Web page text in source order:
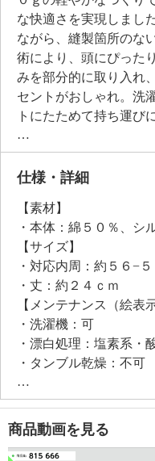
な快適さを実現しまし
ながら、縫製箇所のな
術により、頭にぴった
みを部分的に取り入れ
セントがおしゃれ。洗
トにたためて持ち運び
なので、お店などでも
す。ナイトキャップと
仕様・詳細
【素材】
・本体：綿５０％、シ
【サイズ】
・対応内周：約５６−
・丈：約２４ｃｍ
【メンテナンス（絵表
・洗濯機：可
・漂白処理：塩素系・
・タンブル乾燥：不可
・自然乾燥：日陰の平干
・アイロン仕上げ：不
・ドライクリーニング
・ウエットクリーニン
商品動画を見る